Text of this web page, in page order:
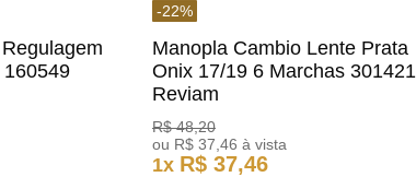
-22%
Manopla Cambio Lente Prata
Onix 17/19 6 Marchas 301421
Reviam
R$ 48,20
ou R$ 37 ,46 à vista
1x R$ 37,46